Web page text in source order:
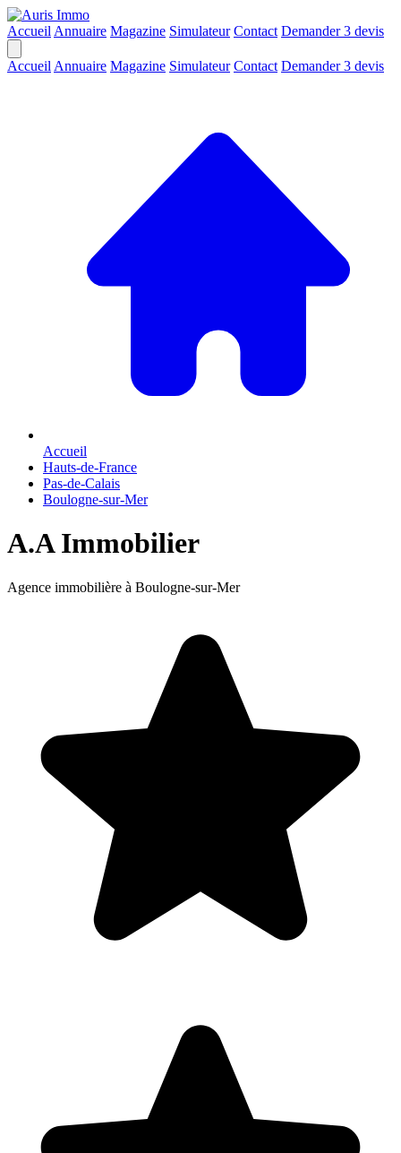
Accueil Annuaire Magazine Simulateur Contact Demander 3 devis
Accueil Annuaire Magazine Simulateur Contact Demander 3 devis
Accueil
Hauts-de-France
Pas-de-Calais
Boulogne-sur-Mer
A.A Immobilier
Agence immobilière à Boulogne-sur-Mer